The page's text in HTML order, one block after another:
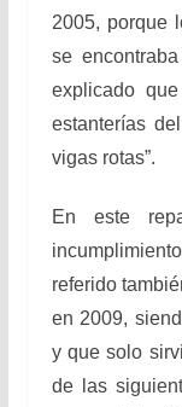
2005, porque
se
explicado
estanterías
vigas rotas”.
En este
referido
en 2009,
y que solo
de las